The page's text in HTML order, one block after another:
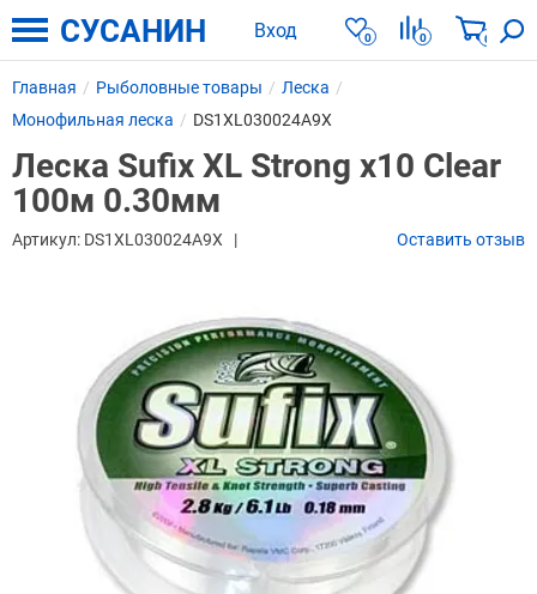
Вход 0 0 0
СУСАНИН
Главная Рыболовные товары
Леска
Монофильная леска
DS1XL030024A9X
Леска Sufix XL Strong x10 Clear
100м 0.30мм
Артикул: DS1XL030024A9X Оставить отзыв